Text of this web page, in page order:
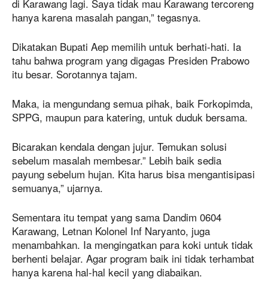
di Karawang lagi. Saya tidak mau Karawang tercoreng
hanya karena masalah pangan,” tegasnya.
Dikatakan Bupati Aep memilih untuk berhati-hati. Ia
tahu bahwa program yang digagas Presiden Prabowo
itu besar. Sorotannya tajam.
Maka, ia mengundang semua pihak, baik Forkopimda,
SPPG, maupun para katering, untuk duduk bersama.
Bicarakan kendala dengan jujur. Temukan solusi
sebelum masalah membesar.” Lebih baik sedia
payung sebelum hujan. Kita harus bisa mengantisipasi
semuanya,” ujarnya.
Sementara itu tempat yang sama Dandim 0604
Karawang, Letnan Kolonel Inf Naryanto, juga
menambahkan. Ia mengingatkan para koki untuk tidak
berhenti belajar. Agar program baik ini tidak terhambat
hanya karena hal-hal kecil yang diabaikan.